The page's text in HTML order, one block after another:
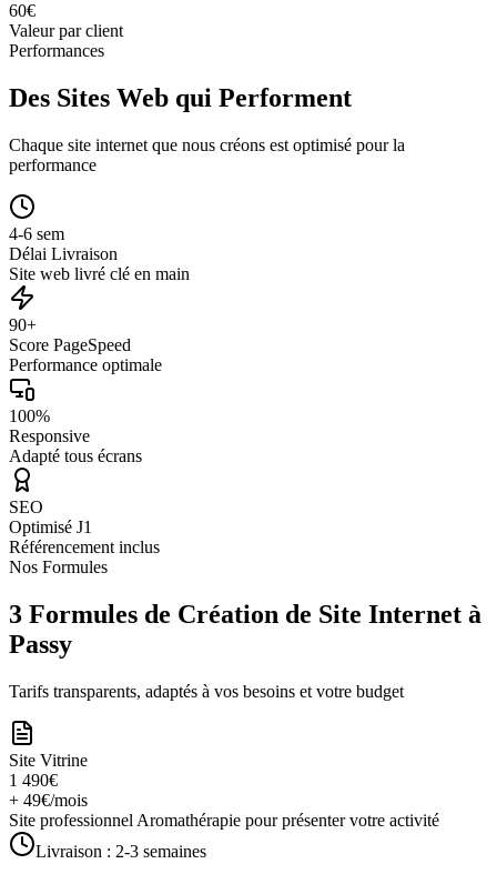
60€
Valeur par client
Performances
Des Sites Web qui Performent
Chaque site internet que nous créons est optimisé pour la
performance
4-6 sem
Délai Livraison
Site web livré clé en main
90+
Score PageSpeed
Performance optimale
100%
Responsive
Adapté tous écrans
SEO
Optimisé J1
Référencement inclus
Nos Formules
3 Formules de Création de Site Internet à
Passy
Tarifs transparents, adaptés à vos besoins et votre budget
Site Vitrine
1 490€
+ 49€/mois
Site professionnel Aromathérapie pour présenter votre activité
Livraison : 2-3 semaines